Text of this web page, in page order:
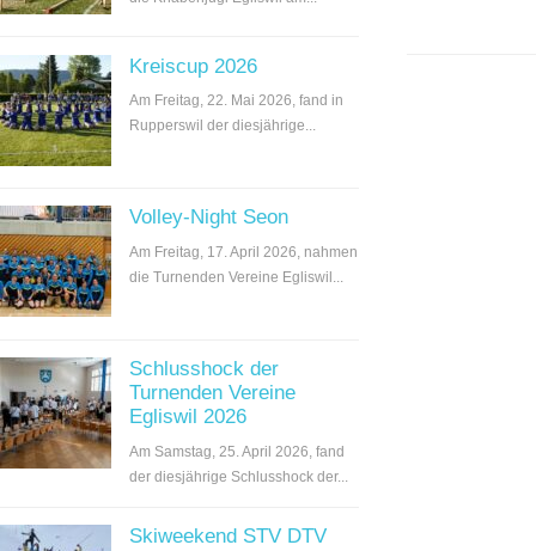
Kreiscup 2026
Am Freitag, 22. Mai 2026, fand in
Rupperswil der diesjährige...
Volley-Night Seon
Am Freitag, 17. April 2026, nahmen
die Turnenden Vereine Egliswil...
Schlusshock der
Turnenden Vereine
Egliswil 2026
Am Samstag, 25. April 2026, fand
der diesjährige Schlusshock der...
Skiweekend STV DTV